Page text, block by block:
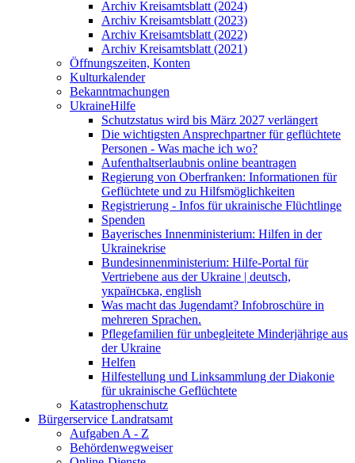
Archiv Kreisamtsblatt (2024)
Archiv Kreisamtsblatt (2023)
Archiv Kreisamtsblatt (2022)
Archiv Kreisamtsblatt (2021)
Öffnungszeiten, Konten
Kulturkalender
Bekanntmachungen
UkraineHilfe
Schutzstatus wird bis März 2027 verlängert
Die wichtigsten Ansprechpartner für geflüchtete
Personen - Was mache ich wo?
Aufenthaltserlaubnis online beantragen
Regierung von Oberfranken: Informationen für
Geflüchtete und zu Hilfsmöglichkeiten
Registrierung - Infos für ukrainische Flüchtlinge
Spenden
Bayerisches Innenministerium: Hilfen in der
Ukrainekrise
Bundesinnenministerium: Hilfe-Portal für
Vertriebene aus der Ukraine | deutsch,
українська, english
Was macht das Jugendamt? Infobroschüre in
mehreren Sprachen.
Pflegefamilien für unbegleitete Minderjährige aus
der Ukraine
Helfen
Hilfestellung und Linksammlung der Diakonie
für ukrainische Geflüchtete
Katastrophenschutz
Bürgerservice Landratsamt
Aufgaben A - Z
Behördenwegweiser